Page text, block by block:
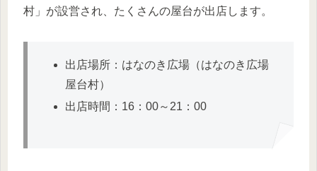
村」が設営され、たくさんの屋台が出店します。
出店場所：はなのき広場（はなのき広場
屋台村）
出店時間：16：00～21：00